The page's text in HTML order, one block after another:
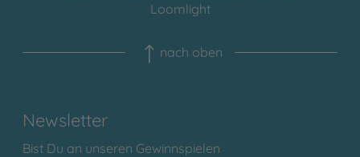
Loomlight
nach oben
Newsletter
Bist Du an unseren Gewinnspielen